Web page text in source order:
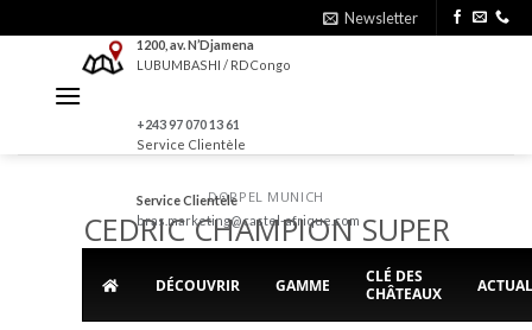
to
Newsletter
1200, av. N’Djamena
LUBUMBASHI / RDCongo
+243 97 070 13 61
Service Clientèle
Service Clientèle
bras.marketing@castel-afrique.com
DÉCOUVRIR GAMME
CLÉ DES
CHÂTEAUX
DOPPEL MUNICH
CEDRIC CHAMPION SUPER
KILOBO PARTICIPE AU
STRONGMAN ZAMBIA